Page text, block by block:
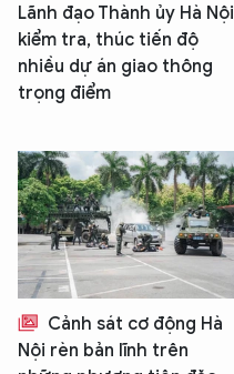
Lãnh đạo Thành ủy Hà Nội
kiểm tra, thúc tiến độ
nhiều dự án giao thông
trọng điểm
Cảnh sát cơ động Hà
Nội rèn bản lĩnh trên